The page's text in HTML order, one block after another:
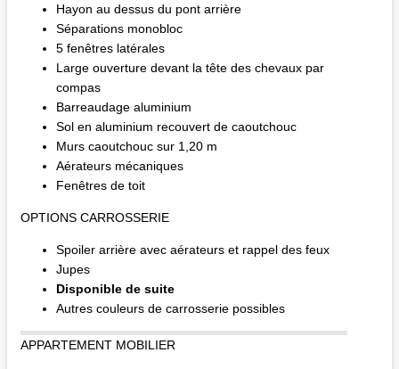
Hayon au dessus du pont arrière
Séparations monobloc
5 fenêtres latérales
Large ouverture devant la tête des chevaux par
compas
Barreaudage aluminium
Sol en aluminium recouvert de caoutchouc
Murs caoutchouc sur 1,20 m
Aérateurs mécaniques
Fenêtres de toit
OPTIONS CARROSSERIE
Spoiler arrière avec aérateurs et rappel des feux
Jupes
Disponible de suite
Autres couleurs de carrosserie possibles
APPARTEMENT MOBILIER